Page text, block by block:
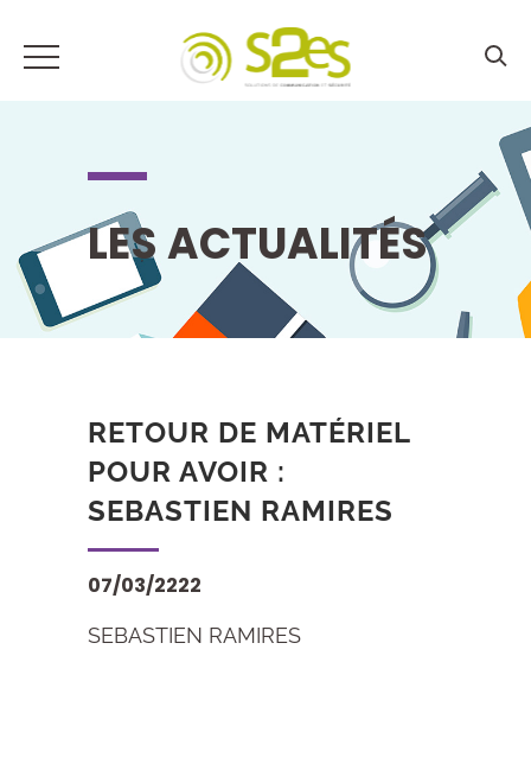
LES ACTUALITÉS
RETOUR DE MATÉRIEL
POUR AVOIR :
SEBASTIEN RAMIRES
07/03/2222
SEBASTIEN RAMIRES